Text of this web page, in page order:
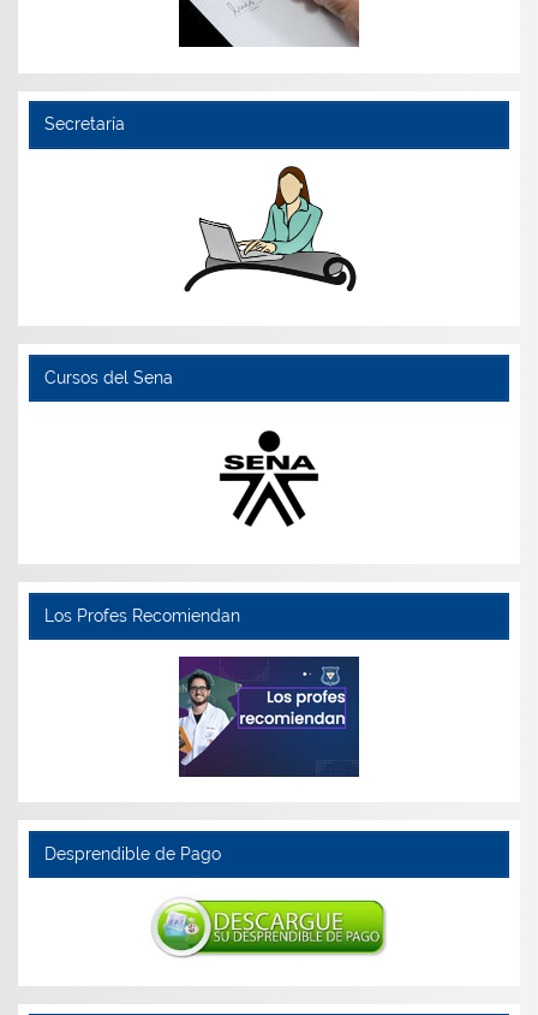
Secretaría
Cursos del Sena
Los Profes Recomiendan
Desprendible de Pago